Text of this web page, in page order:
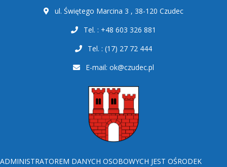
ul. Świętego Marcina 3 , 38-120 Czudec
Tel. : +48 603 326 881
Tel. : (17) 27 72 444
E-mail: ok@czudec.pl
ADMINISTRATOREM DANYCH OSOBOWYCH JEST OŚRODEK